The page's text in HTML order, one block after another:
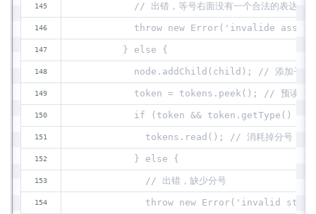
          // 出错，等号右面没有一个合法的表达式
throw new Error('invalide
        } else {
node.addChild(child); // 添加子节
token = tokens.peek(); // 预读判断
if (token && token.getType() ==
            tokens.read(); // 消耗掉分号
          } else {
            // 出错，缺少分号
throw new Error('invalid